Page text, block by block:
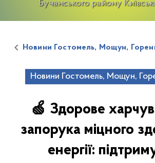
Бучанського району
Новини Гостомель, Мощун,
Новини Гостомель, Мощун,
🍏 Здорове
запорука міцного
енергії: